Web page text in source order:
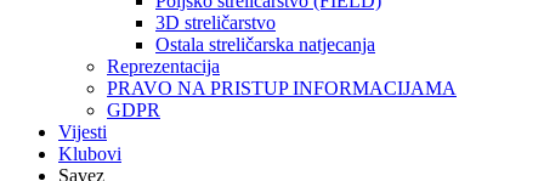
3D streličarstvo
Ostala streličarska natjecanja
Reprezentacija
PRAVO NA PRISTUP INFORMACIJAMA
GDPR
Vijesti
Klubovi
Savez